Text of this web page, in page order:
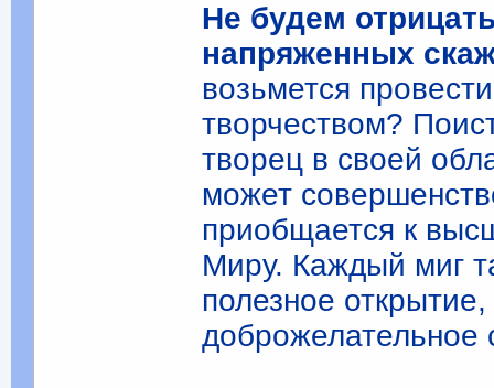
Не будем
напряженных
возьмется
творчеством?
творец в своей
может
приобщается к
Миру. Каждый миг
полезное
доброжелательное